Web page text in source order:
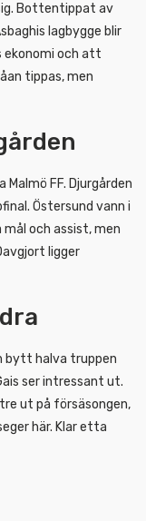
Bottentippat av
lagbygge blir
ekonomi och att
tippas, men
FF. Djurgården
Östersund vann i
och assist, men
ligger
bytt halva truppen
ser intressant ut.
ut på försäsongen,
här. Klar etta